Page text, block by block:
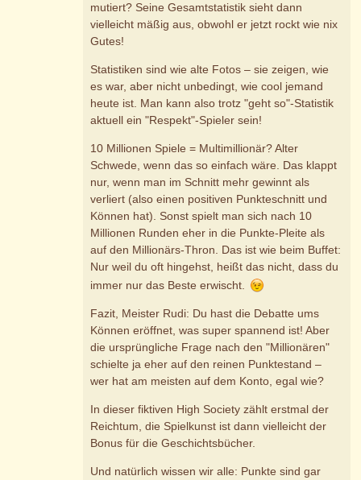
mutiert? Seine Gesamtstatistik sieht dann
vielleicht mäßig aus, obwohl er jetzt rockt wie nix
Gutes!
Statistiken sind wie alte Fotos – sie zeigen, wie
es war, aber nicht unbedingt, wie cool jemand
heute ist. Man kann also trotz "geht so"-Statistik
aktuell ein "Respekt"-Spieler sein!
10 Millionen Spiele = Multimillionär? Alter
Schwede, wenn das so einfach wäre. Das klappt
nur, wenn man im Schnitt mehr gewinnt als
verliert (also einen positiven Punkteschnitt und
Können hat). Sonst spielt man sich nach 10
Millionen Runden eher in die Punkte-Pleite als
auf den Millionärs-Thron. Das ist wie beim Buffet:
Nur weil du oft hingehst, heißt das nicht, dass du
immer nur das Beste erwischt.
Fazit, Meister Rudi: Du hast die Debatte ums
Können eröffnet, was super spannend ist! Aber
die ursprüngliche Frage nach den "Millionären"
schielte ja eher auf den reinen Punktestand –
wer hat am meisten auf dem Konto, egal wie?
In dieser fiktiven High Society zählt erstmal der
Reichtum, die Spielkunst ist dann vielleicht der
Bonus für die Geschichtsbücher.
Und natürlich wissen wir alle: Punkte sind gar